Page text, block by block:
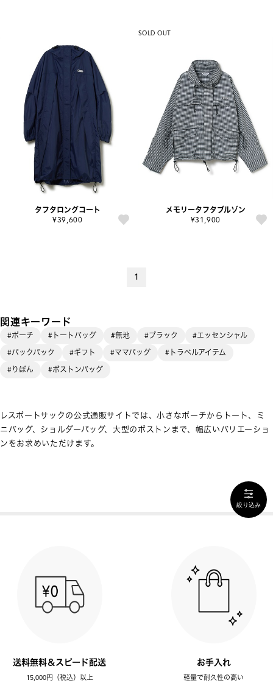
タフタロングコート
¥39,600
SOLD OUT
メモリータフタブルゾン
¥31,900
1
関連キーワード
#ポーチ #トートバッグ #無地 #ブラック
#エッセンシャル
#バックパック
#ギフト #ママバッグ
#トラベルアイテム
#りぼん
#ボストンバッグ
レスポートサックの公式通販サイトでは、小さなポーチからトート、ミ
ニバッグ、ショルダーバッグ、大型のボストンまで、幅広いバリエーショ
ンをお求めいただけます。
絞り込み
送料無料＆スピード配送
15,000円（税込）以上
お手入れ
軽量で耐久性の高い